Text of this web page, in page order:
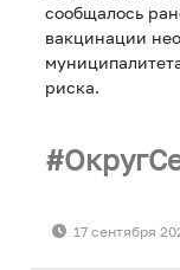
сообщалось
вакцинации
риска.
17 сентября